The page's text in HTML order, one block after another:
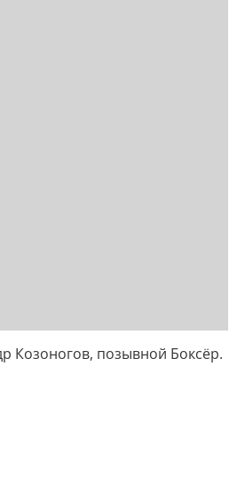
Козоногов, позывной Боксёр.